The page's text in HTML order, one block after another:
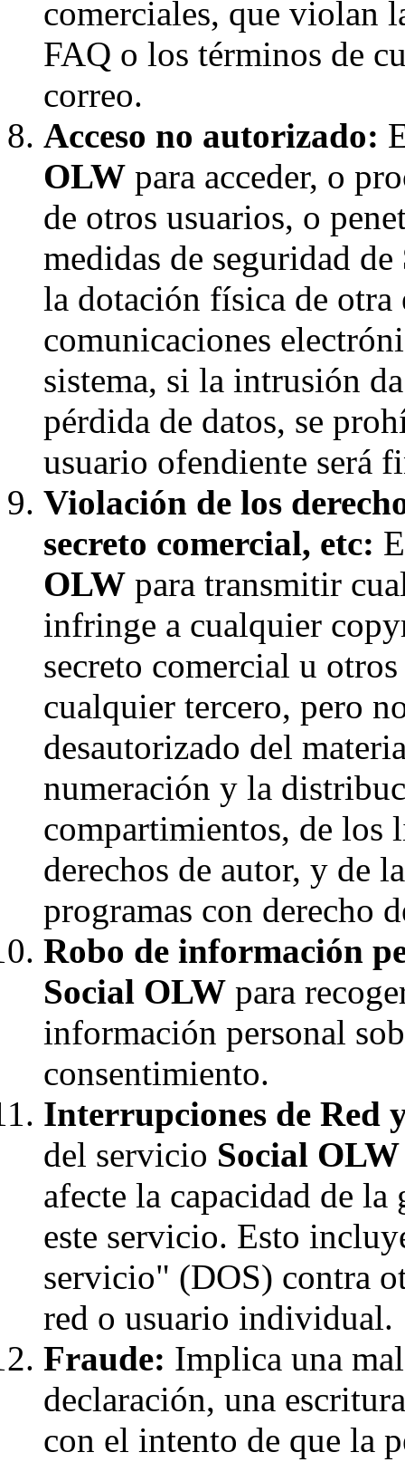
comerciales, que violan
FAQ o los términos de
correo.
Acceso no autorizado:
OLW para acceder, o
de otros usuarios, o
medidas de seguridad de
la dotación física de otra
comunicaciones
sistema, si la intrusión
pérdida de datos, se
usuario ofendiente será
Violación de los
secreto comercial, etc:
OLW para transmitir
infringe a cualquier
secreto comercial u
cualquier tercero, pero
desautorizado del
numeración y la
compartimientos, de los
derechos de autor, y de
programas con derecho
Robo de información
Social OLW para
información personal
consentimiento.
Interrupciones de Red
del servicio Social OLW
afecte la capacidad de
este servicio. Esto
servicio" (DOS) contra
red o usuario individual.
Fraude: Implica una
declaración, una
con el intento de que la